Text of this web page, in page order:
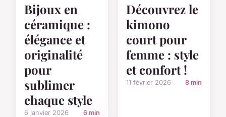
Bijoux en
céramique :
élégance et
originalité
pour
sublimer
chaque style
6 janvier 2026 6 min
Découvrez le
kimono
court pour
femme : style
et confort !
11 février 2026 8 min